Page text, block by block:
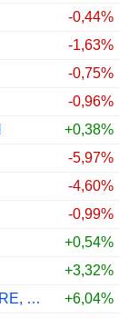
-0,44%
-1,63%
-0,75%
-0,96%
+0,38%
-5,97%
-4,60%
-0,99%
+0,54%
+3,32%
TAKE-TWO INTERACTIVE SOFTWARE, INC.
+6,04%